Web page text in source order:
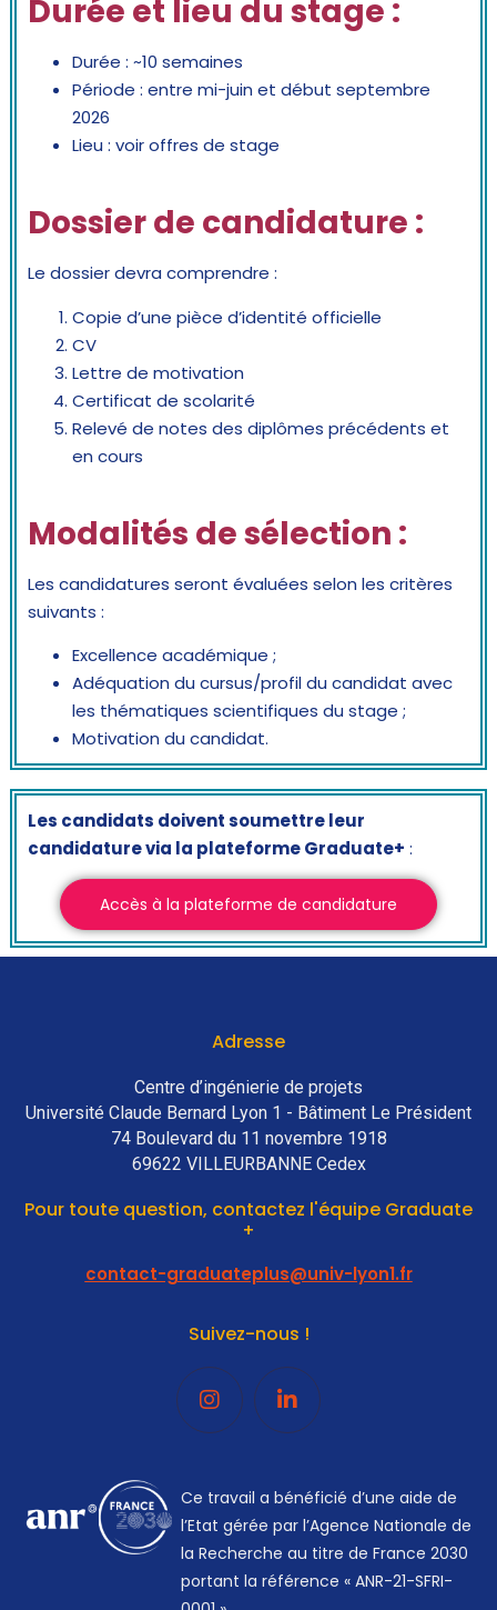
Durée et lieu du stage :
Durée : ~10 semaines
Période : entre mi-juin et début septembre
2026
Lieu : voir offres de stage
Dossier de candidature :
Le dossier devra comprendre :
Copie d’une pièce d’identité officielle
CV
Lettre de motivation
Certificat de scolarité
Relevé de notes des diplômes précédents et
en cours
Modalités de sélection :
Les candidatures seront évaluées selon les critères
suivants :
Excellence académique ;
Adéquation du cursus/profil du candidat avec
les thématiques scientifiques du stage ;
Motivation du candidat.
Les candidats doivent soumettre leur
candidature via la plateforme Graduate+ :
Accès à la plateforme de candidature
Adresse
Centre d’ingénierie de projets
Université Claude Bernard Lyon 1 - Bâtiment Le Président
74 Boulevard du 11 novembre 1918
69622 VILLEURBANNE Cedex
Pour toute question, contactez l'équipe Graduate
+
contact-graduateplus@univ-lyon1.fr
Suivez-nous !
Ce travail a bénéficié d’une aide de
l’Etat gérée par l’Agence Nationale de
la Recherche au titre de France 2030
portant la référence « ANR-21-SFRI-